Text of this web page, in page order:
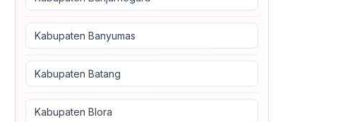
Kabupaten Banyumas
Kabupaten Batang
Kabupaten Blora